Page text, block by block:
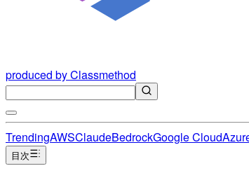
produced by Classmethod
TrendingAWSClaudeBedrockGoogle Cloud
目次